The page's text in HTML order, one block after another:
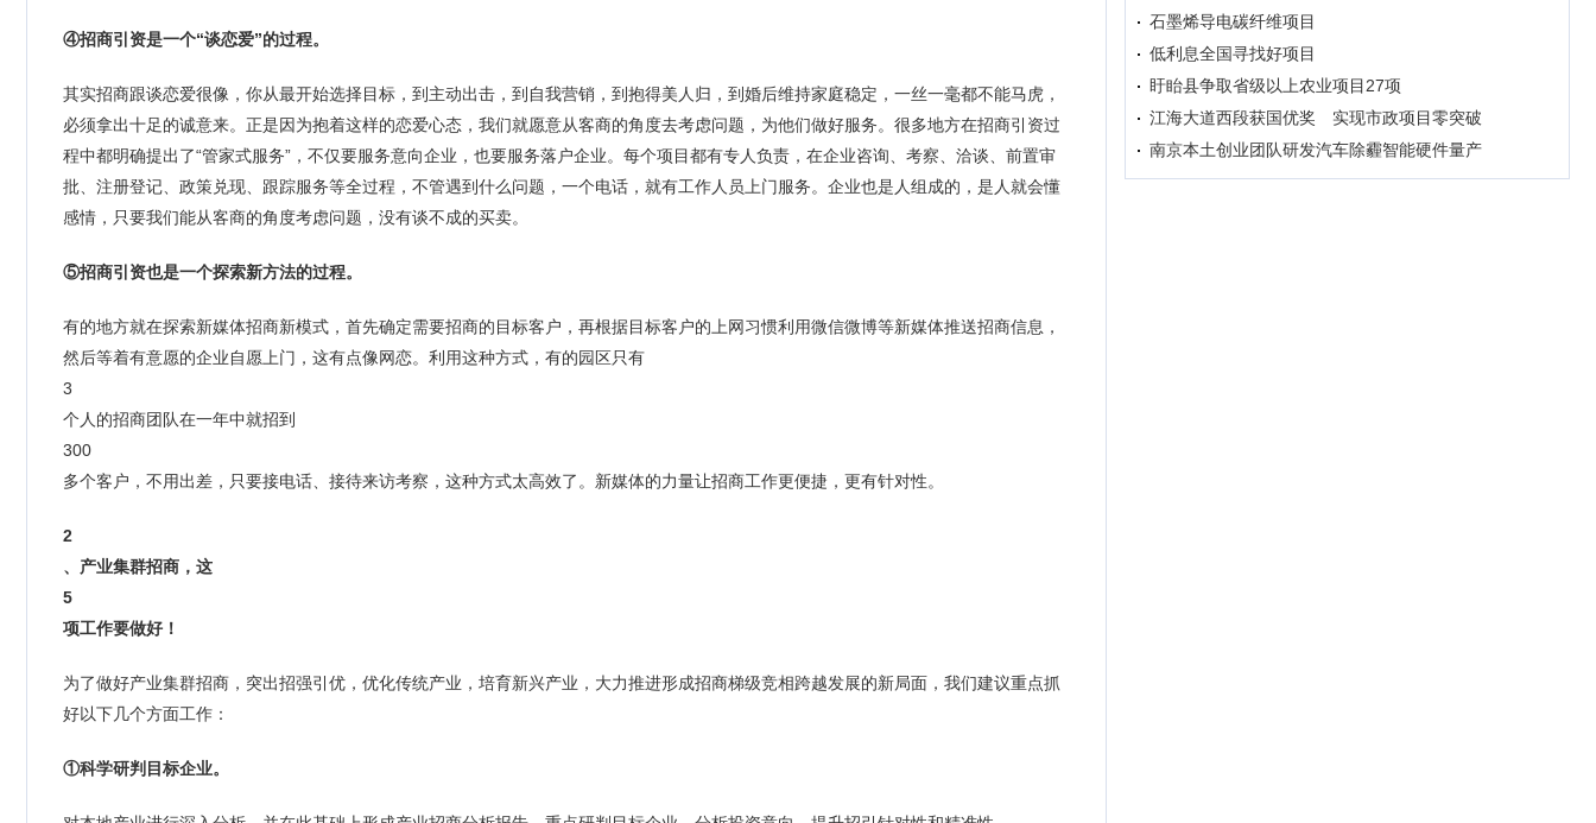
④招商引资是一个“谈恋爱”的过程。
其实招商跟谈恋爱很像，你从最开始选择目标，到主动出击，到自我营销，到抱得美人归，到婚后维持家庭稳定，一丝一毫都不能马虎，
必须拿出十足的诚意来。正是因为抱着这样的恋爱心态，我们就愿意从客商的角度去考虑问题，为他们做好服务。很多地方在招商引资过
程中都明确提出了“管家式服务”，不仅要服务意向企业，也要服务落户企业。每个项目都有专人负责，在企业咨询、考察、洽谈、前置审
批、注册登记、政策兑现、跟踪服务等全过程，不管遇到什么问题，一个电话，就有工作人员上门服务。企业也是人组成的，是人就会懂
感情，只要我们能从客商的角度考虑问题，没有谈不成的买卖。
⑤招商引资也是一个探索新方法的过程。
有的地方就在探索新媒体招商新模式，首先确定需要招商的目标客户，再根据目标客户的上网习惯利用微信微博等新媒体推送招商信息，
然后等着有意愿的企业自愿上门，这有点像网恋。利用这种方式，有的园区只有
3
个人的招商团队在一年中就招到
300
多个客户，不用出差，只要接电话、接待来访考察，这种方式太高效了。新媒体的力量让招商工作更便捷，更有针对性。
2
、产业集群招商，这
5
项工作要做好！
为了做好产业集群招商，突出招强引优，优化传统产业，培育新兴产业，大力推进形成招商梯级竞相跨越发展的新局面，我们建议重点抓
好以下几个方面工作：
①科学研判目标企业。
石墨烯导电碳纤维项目
低利息全国寻找好项目
盱眙县争取省级以上农业项目27项
江海大道西段获国优奖 实现市政项目零突破
南京本土创业团队研发汽车除霾智能硬件量产